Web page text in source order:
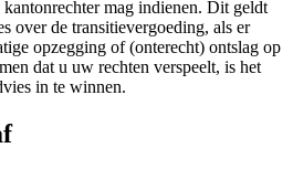
mag indienen. Dit geldt
over de transitievergoeding, als er
opzegging of (onterecht) ontslag op
dat u uw rechten verspeelt, is het
in te winnen.